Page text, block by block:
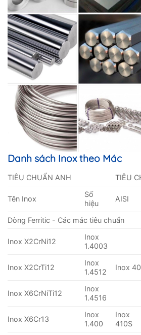
Danh sách Inox theo Mác
TIÊU CHUẨN ANH TIÊU
Tên Inox
Số
hiệu
AISI
Dòng Ferritic - Các mác tiêu chuẩn
Inox X2CrNi12
Inox
1.4003
Inox X2CrTi12
Inox
1.4512
Inox
Inox X6CrNiTi12
Inox
1.4516
Inox X6Cr13
Inox
1.400
Inox
410S